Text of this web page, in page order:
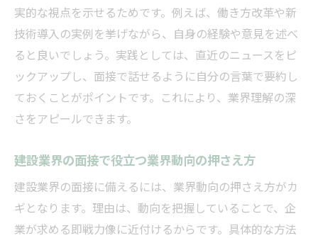
実的な視点を示せるためです。例えば、働き方改革や新
技術導入の実例を挙げながら、自身の経験や意見を述べ
ると良いでしょう。実践としては、直近のニュースをピ
ックアップし、面接で話せるように自分の言葉で要約し
ておくことがポイントです。これにより、業界理解の深
さをアピールできます。
建設業界の面接で役立つ業界動向の押さえ方
建設業界の面接に備えるには、業界動向の押さえ方がカ
ギとなります。理由は、動向を把握していることで、企
業が求める即戦力像に近付けるからです。具体的な方法